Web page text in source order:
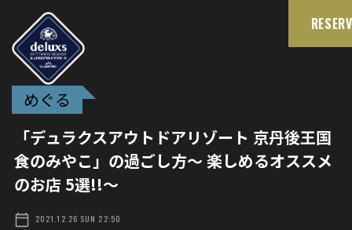
めぐる
「デュラクスアウトドアリゾート 京丹後王国
食のみやこ」の過ごし方～ 楽しめるオススメ
のお店 5選!!～
2021.12.26 SUN 22:50